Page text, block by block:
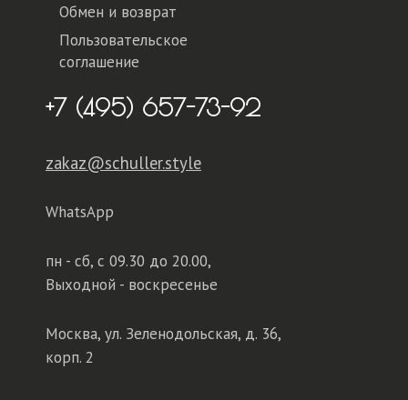
Обмен и возврат
Пользовательское
соглашение
+7 (495) 657-73-92
zakaz@schuller.style
WhatsApp
пн - сб, с 09.30 до 20.00,
Выходной - воскресенье
Москва, ул. Зеленодольская, д. 36,
корп. 2